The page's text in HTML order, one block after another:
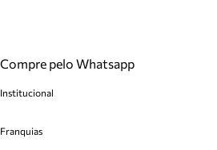
Compre pelo Whatsapp
Institucional
Cashback
Franquias